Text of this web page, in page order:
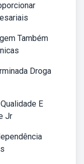
Também
Droga
E
Jr